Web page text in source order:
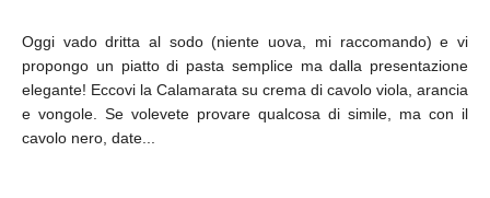
Oggi vado dritta al sodo (niente uova, mi raccomando) e vi
propongo un piatto di pasta semplice ma dalla presentazione
elegante! Eccovi la Calamarata su crema di cavolo viola, arancia
e vongole. Se volevete provare qualcosa di simile, ma con il
cavolo nero, date...